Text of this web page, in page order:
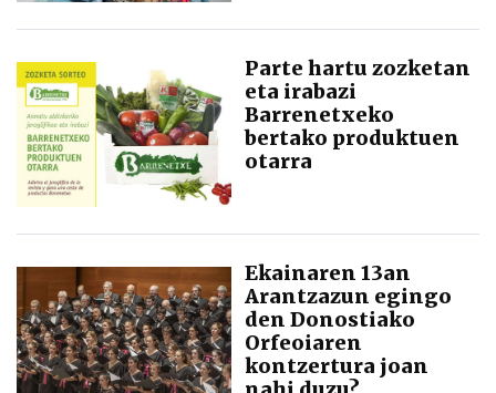
Parte hartu zozketan
eta irabazi
Barrenetxeko
bertako produktuen
otarra
Ekainaren 13an
Arantzazun egingo
den Donostiako
Orfeoiaren
kontzertura joan